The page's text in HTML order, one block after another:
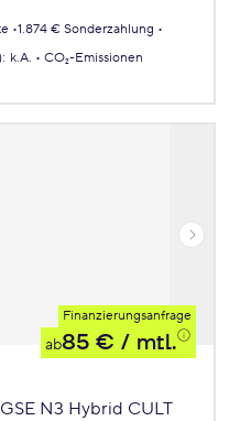
1.874 € Sonderzahlung
: k.A.
CO₂-Emissionen
Finanzierungsanfrage
ab85 € / mtl.
N3 Hybrid CULT